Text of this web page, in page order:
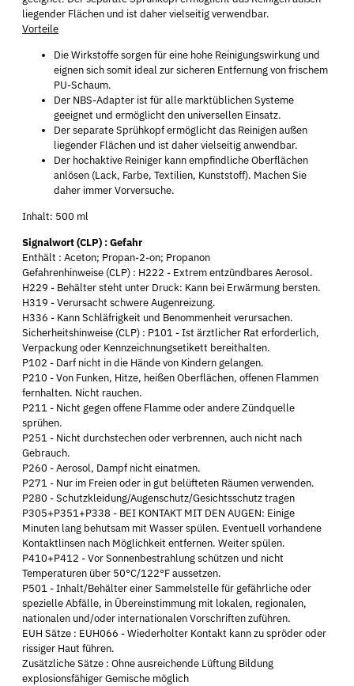
liegender Flächen und ist daher vielseitig verwendbar.
Vorteile
Die Wirkstoffe sorgen für eine hohe Reinigungswirkung und
eignen sich somit ideal zur sicheren Entfernung von frischem
PU-Schaum.
Der NBS-Adapter ist für alle marktüblichen Systeme
geeignet und ermöglicht den universellen Einsatz.
Der separate Sprühkopf ermöglicht das Reinigen außen
liegender Flächen und ist daher vielseitig anwendbar.
Der hochaktive Reiniger kann empfindliche Oberflächen
anlösen (Lack, Farbe, Textilien, Kunststoff). Machen Sie
daher immer Vorversuche.
Inhalt: 500 ml
Signalwort (CLP) : Gefahr
Enthält : Aceton; Propan-2-on; Propanon
Gefahrenhinweise (CLP) : H222 - Extrem entzündbares Aerosol.
H229 - Behälter steht unter Druck: Kann bei Erwärmung bersten.
H319 - Verursacht schwere Augenreizung.
H336 - Kann Schläfrigkeit und Benommenheit verursachen.
Sicherheitshinweise (CLP) : P101 - Ist ärztlicher Rat erforderlich,
Verpackung oder Kennzeichnungsetikett bereithalten.
P102 - Darf nicht in die Hände von Kindern gelangen.
P210 - Von Funken, Hitze, heißen Oberflächen, offenen Flammen
fernhalten. Nicht rauchen.
P211 - Nicht gegen offene Flamme oder andere Zündquelle
sprühen.
P251 - Nicht durchstechen oder verbrennen, auch nicht nach
Gebrauch.
P260 - Aerosol, Dampf nicht einatmen.
P271 - Nur im Freien oder in gut belüfteten Räumen verwenden.
P280 - Schutzkleidung/Augenschutz/Gesichtsschutz tragen
P305+P351+P338 - BEI KONTAKT MIT DEN AUGEN: Einige
Minuten lang behutsam mit Wasser spülen. Eventuell vorhandene
Kontaktlinsen nach Möglichkeit entfernen. Weiter spülen.
P410+P412 - Vor Sonnenbestrahlung schützen und nicht
Temperaturen über 50°C/122°F aussetzen.
P501 - Inhalt/Behälter einer Sammelstelle für gefährliche oder
spezielle Abfälle, in Übereinstimmung mit lokalen, regionalen,
nationalen und/oder internationalen Vorschriften zuführen.
EUH Sätze : EUH066 - Wiederholter Kontakt kann zu spröder oder
rissiger Haut führen.
Zusätzliche Sätze : Ohne ausreichende Lüftung Bildung
explosionsfähiger Gemische möglich